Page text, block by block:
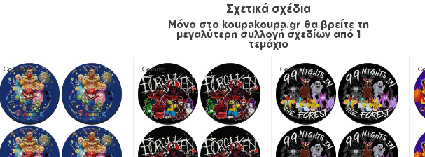
Σχετικά σχέδια
Μόνο στο koupakoupa.gr θα βρείτε τη
μεγαλύτερη συλλογή σχεδίων από 1
τεμάχιο
Gaming Gaming Gaming